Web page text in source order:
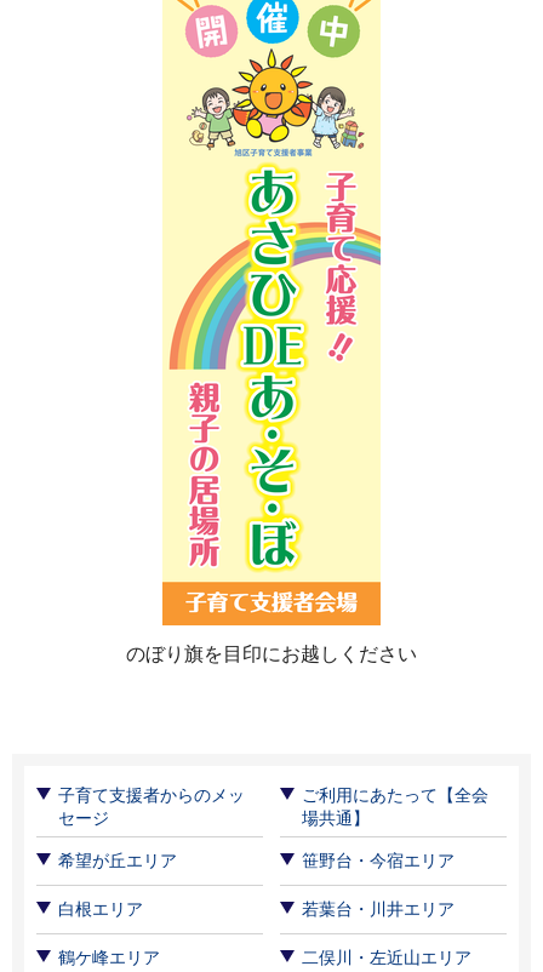
のぼり旗を目印にお越しください
子育て支援者からのメッ
セージ
ご利用にあたって【全会
場共通】
希望が丘エリア 笹野台・今宿エリア
白根エリア 若葉台・川井エリア
鶴ケ峰エリア 二俣川・左近山エリア